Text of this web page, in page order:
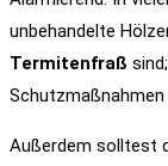
unbehandelte
Termitenfraß
Schutzmaßnahmen
Außerdem solltest